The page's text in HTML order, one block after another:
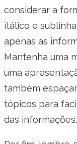
considerar a
itálico e
apenas as
Mantenha uma
uma
também
tópicos para
das informações.